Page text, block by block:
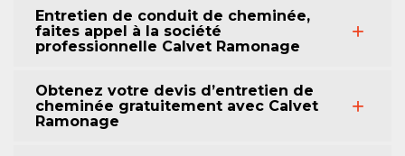
Entretien de conduit de cheminée,
faites appel à la société
professionnelle Calvet Ramonage
Obtenez votre devis d’entretien de
cheminée gratuitement avec Calvet
Ramonage